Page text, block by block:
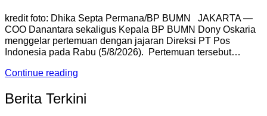
kredit foto: Dhika Septa Permana/BP BUMN JAKARTA —
COO Danantara sekaligus Kepala BP BUMN Dony Oskaria
menggelar pertemuan dengan jajaran Direksi PT Pos
Indonesia pada Rabu (5/8/2026). Pertemuan tersebut…
Continue reading
Berita Terkini